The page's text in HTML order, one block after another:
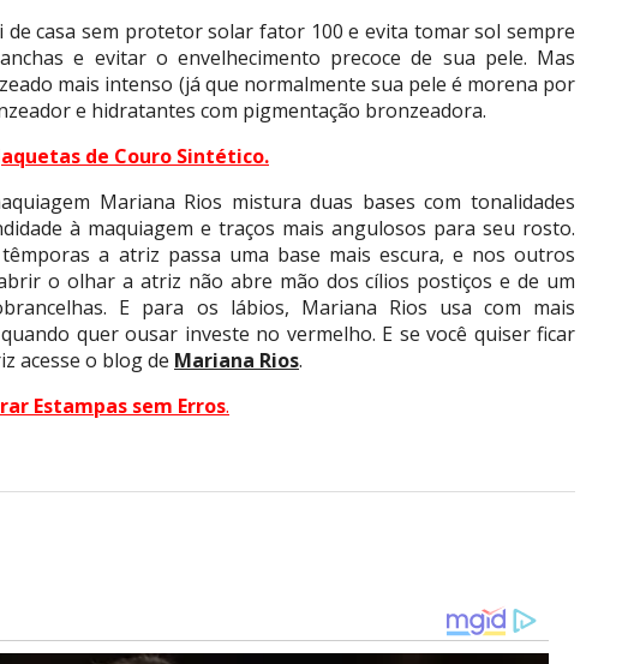
de casa sem protetor solar fator 100 e evita tomar sol sempre
e evitar o envelhecimento precoce de sua pele. Mas
mais intenso (já que normalmente sua pele é morena por
e hidratantes com pigmentação bronzeadora.
de Couro Sintético.
Mariana Rios mistura duas bases com tonalidades
à maquiagem e traços mais angulosos para seu rosto.
a atriz passa uma base mais escura, e nos outros
o olhar a atriz não abre mão dos cílios postiços e de um
E para os lábios, Mariana Rios usa com mais
quer ousar investe no vermelho. E se você quiser ficar
acesse o blog de Mariana Rios.
Estampas sem Erros.